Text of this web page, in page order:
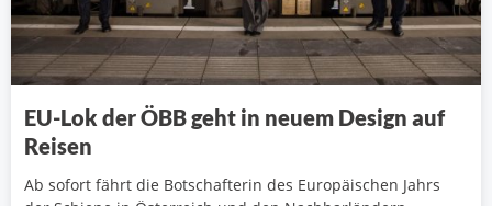
EU-Lok der ÖBB geht in neuem Design auf
Reisen
Ab sofort fährt die Botschafterin des Europäischen Jahrs